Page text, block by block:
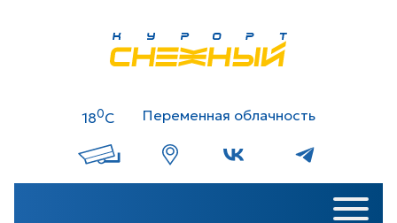
180C Переменная облачность